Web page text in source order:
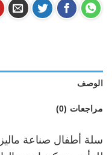
الوصف
مراجعات (0)
سلة أطفال صناعة